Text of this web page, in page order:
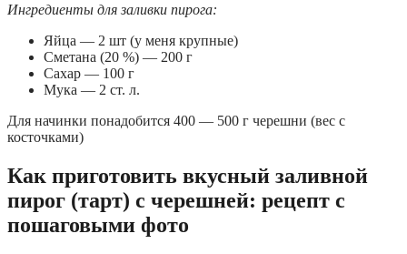
Ингредиенты для заливки пирога:
Яйца — 2 шт (у меня крупные)
Сметана (20 %) — 200 г
Сахар — 100 г
Мука — 2 ст. л.
Для начинки понадобится 400 — 500 г черешни (вес с
косточками)
Как приготовить вкусный заливной
пирог (тарт) с черешней: рецепт с
пошаговыми фото